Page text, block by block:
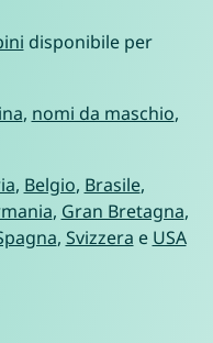
disponibile per
, nomi da maschio,
, Belgio, Brasile,
, Gran Bretagna,
, Svizzera e USA